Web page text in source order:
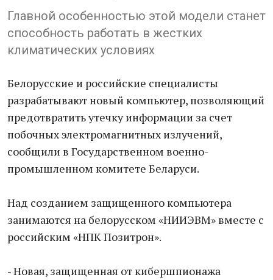
Главной особенностью этой модели станет
способность работать в жестких
климатических условиях
Белорусские и российские специалисты
разрабатывают новый компьютер, позволяющий
предотвратить утечку информации за счет
побочных электромагнитных излучений,
сообщили в Государственном военно-
промышленном комитете Беларуси.
Над созданием защищенного компьютера
занимаются на белорусском «НИИЭВМ» вместе с
российским «НПК Позитрон».
- Новая, защищенная от кибершпионажа